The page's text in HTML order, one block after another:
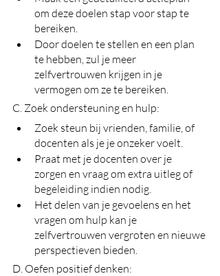
om deze doelen stap voor stap te
bereiken.
Door doelen te stellen en een plan
te hebben, zul je meer
zelfvertrouwen krijgen in je
vermogen om ze te bereiken.
C. Zoek ondersteuning en hulp:
Zoek steun bij vrienden, familie, of
docenten als je je onzeker voelt.
Praat met je docenten over je
zorgen en vraag om extra uitleg of
begeleiding indien nodig.
Het delen van je gevoelens en het
vragen om hulp kan je
zelfvertrouwen vergroten en nieuwe
perspectieven bieden.
D. Oefen positief denken: